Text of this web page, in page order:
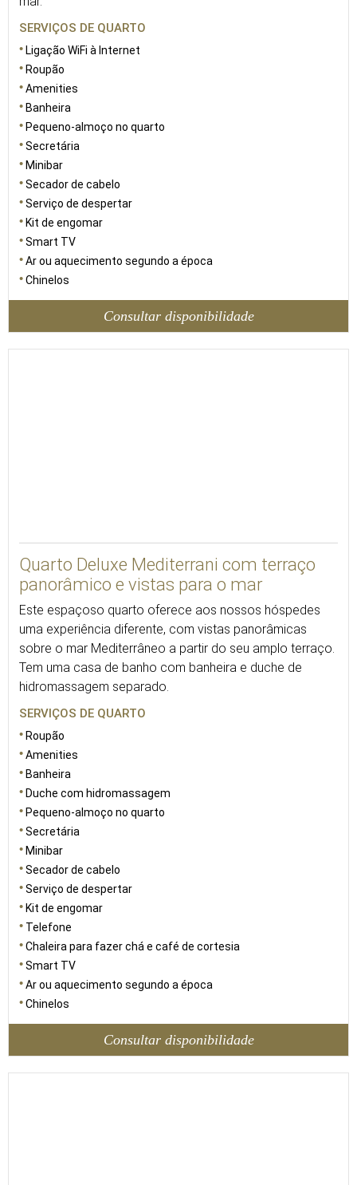
SERVIÇOS DE QUARTO
Ligação WiFi à Internet
Roupão
Amenities
Banheira
Pequeno-almoço no quarto
Secretária
Minibar
Secador de cabelo
Serviço de despertar
Kit de engomar
Smart TV
Ar ou aquecimento segundo a época
Chinelos
Consultar disponibilidade
Quarto Deluxe Mediterrani com terraço
panorâmico e vistas para o mar
Este espaçoso quarto oferece aos nossos hóspedes
uma experiência diferente, com vistas panorâmicas
sobre o mar Mediterrâneo a partir do seu amplo terraço.
Tem uma casa de banho com banheira e duche de
hidromassagem separado.
SERVIÇOS DE QUARTO
Roupão
Amenities
Banheira
Duche com hidromassagem
Pequeno-almoço no quarto
Secretária
Minibar
Secador de cabelo
Serviço de despertar
Kit de engomar
Telefone
Chaleira para fazer chá e café de cortesia
Smart TV
Ar ou aquecimento segundo a época
Chinelos
Consultar disponibilidade